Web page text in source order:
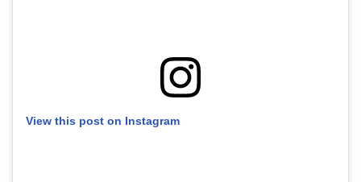
View this post on Instagram